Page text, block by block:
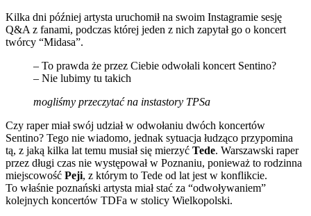
Kilka dni później artysta uruchomił na swoim Instagramie sesję
Q&A z fanami, podczas której jeden z nich zapytał go o koncert
twórcy “Midasa”.
– To prawda że przez Ciebie odwołali koncert Sentino?
– Nie lubimy tu takich
mogliśmy przeczytać na instastory TPSa
Czy raper miał swój udział w odwołaniu dwóch koncertów
Sentino? Tego nie wiadomo, jednak sytuacja łudząco przypomina
tą, z jaką kilka lat temu musiał się mierzyć Tede. Warszawski raper
przez długi czas nie występował w Poznaniu, ponieważ to rodzinna
miejscowość Peji, z którym to Tede od lat jest w konflikcie.
To właśnie poznański artysta miał stać za “odwoływaniem”
kolejnych koncertów TDFa w stolicy Wielkopolski.